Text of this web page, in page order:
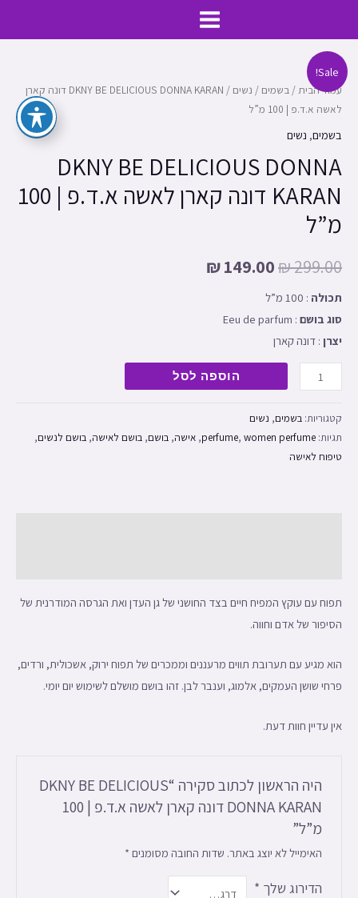
MAIN
MENU
Sale!
עמוד הבית/ בשמים / נשים
/ DKNY BE DELICIOUS DONNA KARAN דונה קארן
לאשה א.ד.פ | 100 מ”ל
בשמים, נשים
DKNY BE DELICIOUS DONNA
KARAN דונה קארן לאשה א.ד.פ | 100
מ”ל
₪299.00
₪149.00
תכולה : 100 מ”ל
סוג בושם : Eeu de parfum
יצרן : דונה קארן
כמות
של
DKNY
BE
DONNA
KARAN
דונה
לאשה
|
100
מ"ל
הוספה לסל
קטגוריות: בשמים, נשים
תגיות:
perfume, women perfume
, אישה, בושם, בושם לאישה, בושם לנשים,
טיפוח לאישה
תפוח עם עוקץ המפיח חיים בצד החושני של גן העדן ואת הגרסה המודרנית של
הסיפור של אדם וחווה.
הוא מגיע עם תערובת תווים מרעננים וממכרים של תפוח ירוק, אשכולית, ורדים,
פרחי שושן העמקים, אלמוג, וענבר לבן. זהו בושם מושלם לשימוש יום יומי.
אין עדיין חוות דעת.
היה הראשון לכתוב סקירה “DKNY BE DELICIOUS
DONNA KARAN דונה קארן לאשה א.ד.פ | 100
מ”ל”
האימייל לא יוצג באתר. שדות החובה מסומנים *
הדירוג שלך *